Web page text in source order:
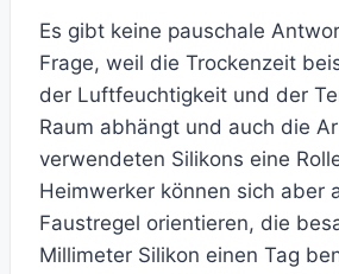
Es gibt keine pauschale
Frage, weil die Trockenzeit
der Luftfeuchtigkeit und der
Raum abhängt und auch die
verwendeten Silikons eine
Heimwerker können sich aber
Faustregel orientieren, die
Millimeter Silikon einen Tag